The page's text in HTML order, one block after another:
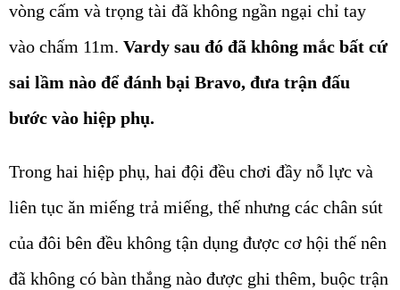
vòng cấm và trọng tài đã không ngần ngại chỉ tay
vào chấm 11m. Vardy sau đó đã không mắc bất cứ
sai lầm nào để đánh bại Bravo, đưa trận đấu
bước vào hiệp phụ.
Trong hai hiệp phụ, hai đội đều chơi đầy nỗ lực và
liên tục ăn miếng trả miếng, thế nhưng các chân sút
của đôi bên đều không tận dụng được cơ hội thế nên
đã không có bàn thắng nào được ghi thêm, buộc trận